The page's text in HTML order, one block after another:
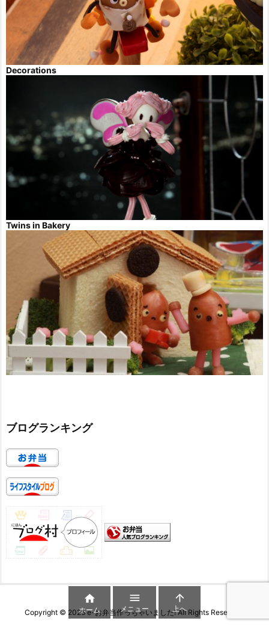
Decorations
Twins in Bakery
ブログランキング
Copyright © 2026 e-お弁当作っちゃいました!All Rights Reserved.

ホーム

メニュー

上へ